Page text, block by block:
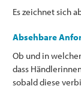
Es zeichnet sich
Absehbare
Ob und in
dass
sobald diese